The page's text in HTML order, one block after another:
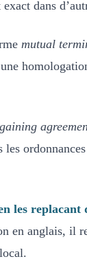
dans
mutual
les
anglais, il